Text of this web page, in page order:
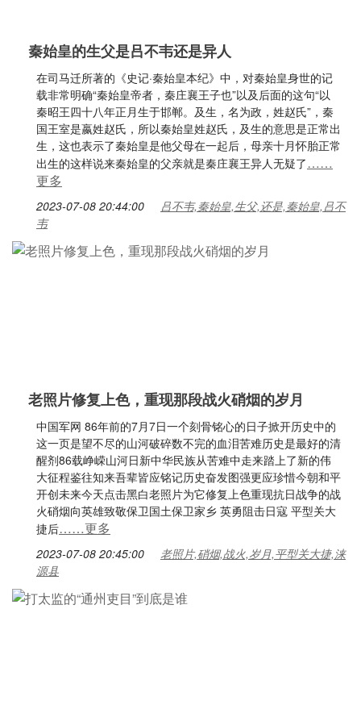
秦始皇的生父是吕不韦还是异人
在司马迁所著的《史记·秦始皇本纪》中，对秦始皇身世的记
载非常明确“秦始皇帝者，秦庄襄王子也”以及后面的这句“以
秦昭王四十八年正月生于邯郸。及生，名为政，姓赵氏”，秦
国王室是嬴姓赵氏，所以秦始皇姓赵氏，及生的意思是正常出
生，这也表示了秦始皇是他父母在一起后，母亲十月怀胎正常
出生的这样说来秦始皇的父亲就是秦庄襄王异人无疑了……
更多
2023-07-08 20:44:00
吕不韦,秦始皇,生父,还是,秦始皇,吕不
韦
老照片修复上色，重现那段战火硝烟的岁月
中国军网 86年前的7月7日一个刻骨铭心的日子掀开历史中的
这一页是望不尽的山河破碎数不完的血泪苦难历史是最好的清
醒剂86载峥嵘山河日新中华民族从苦难中走来踏上了新的伟
大征程鉴往知来吾辈皆应铭记历史奋发图强更应珍惜今朝和平
开创未来今天点击黑白老照片为它修复上色重现抗日战争的战
火硝烟向英雄致敬保卫国土保卫家乡 英勇阻击日寇 平型关大
捷后……更多
2023-07-08 20:45:00
老照片,硝烟,战火,岁月,平型关大捷,涞
源县